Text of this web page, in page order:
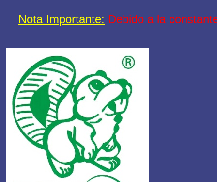
Nota Importante: Debido a la